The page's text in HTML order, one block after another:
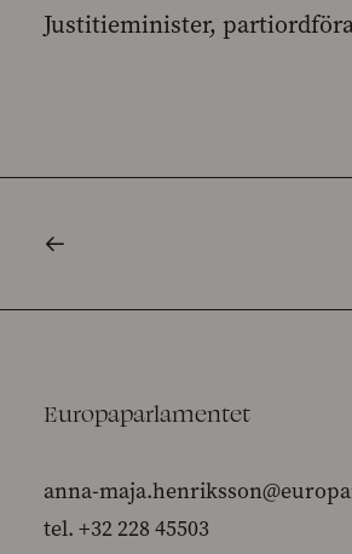
Justitieminister,
Europaparlamentet
anna-
tel. +32 228 45503